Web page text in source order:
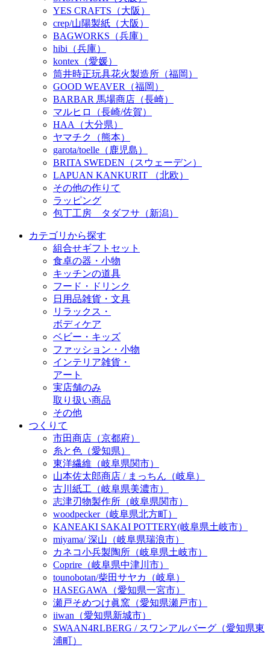
YES CRAFTS（大阪）
crep/山陽製紙（大阪）
BAGWORKS（兵庫）
hibi（兵庫）
kontex（愛媛）
筒井時正玩具花火製造所（福岡）
GOOD WEAVER（福岡）
BARBAR 馬場商店（長崎）
マルヒロ（長崎/佐賀）
HAA（大分県）
ヤマチク（熊本）
garota/toelle（鹿児島）
BRITA SWEDEN（スウェーデン）
LAPUAN KANKURIT （北欧）
その他の作りて
ラッピング
包丁工房 タダフサ（新潟）
カテゴリから探す
組合せギフトセット
食卓の器・小物
キッチンの道具
フード・ドリンク
日用品雑貨・文具
リラックス・
ボディケア
ベビー・キッズ
ファッション・小物
インテリア雑貨・
アート
実店舗のみ
取り扱い商品
その他
つくりて
市田商店（京都府）
糸と色（愛知県）
東洋繊維（岐阜県関市）
山本佐太郎商店 / まっちん（岐阜）
古川紙工（岐阜県美濃市）
志津刃物製作所（岐阜県関市）
woodpecker（岐阜県北方町）
KANEAKI SAKAI POTTERY(岐阜県土岐市）
miyama/ 深山（岐阜県瑞浪市）
カネコ小兵製陶所（岐阜県土岐市）
Coprire（岐阜県中津川市）
tounobotan/柴田サヤカ（岐阜）
HASEGAWA（愛知県一宮市）
瀬戸そめつけ眞窯（愛知県瀬戸市）
iiwan（愛知県新城市）
SWAAN4RLBERG / スワンアルバーグ（愛知県東
浦町）